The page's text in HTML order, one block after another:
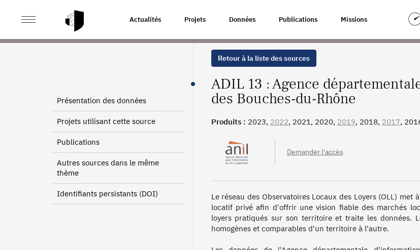
Actualités Projets Données Publications Missions
ACCUEIL AGENCE DÉPARTEMENTALE D'INFORMATION SUR LE LOGEMENT DES BOUCHES-DU-RHÔNE
Présentation des données
Projets utilisant cette source
Publications
Autres sources dans le même
thème
Identifiants persistants (DOI)
Retour à la liste des sources
ADIL 13 : Agence
des Bouches-du-Rhône
Produits : 2023, 2022, 2021, 2020, 2019, 2018, 2017,
Demander l'accès
Le réseau des Observatoires Locaux des Loyers (OLL)
locatif privé afin d'offrir une vision fiable des marchés
loyers pratiqués sur son territoire et traite les données.
homogènes et comparables d'un territoire à l'autre.